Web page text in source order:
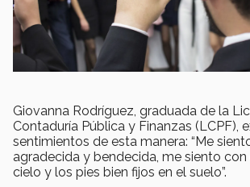
Giovanna Rodríguez, graduada de la
Contaduría Pública y Finanzas (LCPF),
sentimientos de esta manera: “Me
agradecida y bendecida, me siento
cielo y los pies bien fijos en el suelo”.